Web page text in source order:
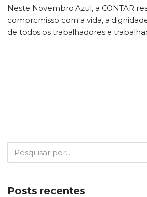
Neste Novembro Azul, a CONTAR
compromisso com a vida, a
de todos os trabalhadores e
Posts recentes